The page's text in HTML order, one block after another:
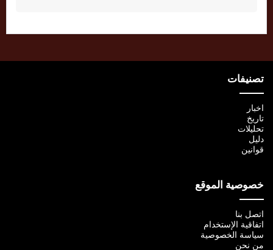
تصنيفات
اخبار
تاريخ
تحليلات
دليل
قوانين
خصوصية الموقع
اتصل بنا
اتفاقية الإستخدام
سياسة الخصوصية
من نحن